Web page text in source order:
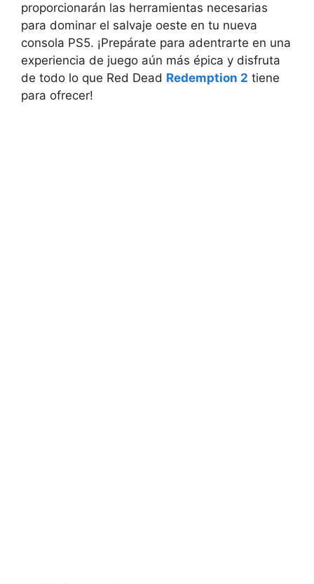
proporcionarán las herramientas necesarias
para dominar el salvaje oeste en tu nueva
consola PS5. ¡Prepárate para adentrarte en una
experiencia de juego aún más épica y disfruta
de todo lo que Red Dead Redemption 2 tiene
para ofrecer!